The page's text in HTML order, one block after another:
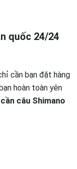
quốc 24/24
cần bạn đặt hàng
hoàn toàn yên
cần câu Shimano